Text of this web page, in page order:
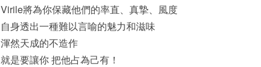
Virile將為你保藏他們的率直、真摯、風度
自身透出一種難以言喻的魅力和滋味
渾然天成的不造作
就是要讓你 把他占為己有！